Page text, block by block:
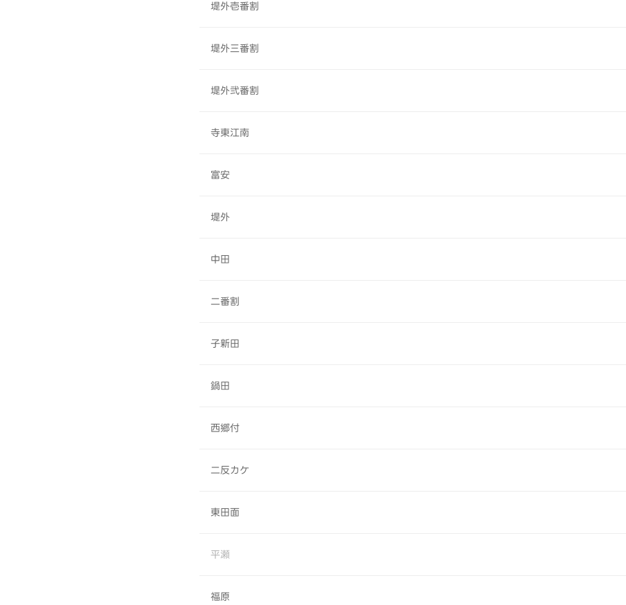
堤外壱番割
堤外三番割
堤外弐番割
寺東江南
富安
堤外
中田
二番割
子新田
鍋田
西郷付
二反カケ
東田面
平瀬
福原